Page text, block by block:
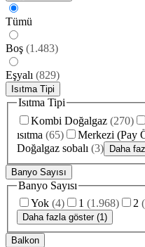
Tümü
Boş (1.483)
Eşyalı (829)
Isıtma Tipi
Isıtma Tipi
Kombi Doğalgaz (270)
ısıtma (65) Merkezi (Pay
Doğalgaz sobalı (3) Daha
Banyo Sayısı
Banyo Sayısı
Yok (4) 1 (1.968) 2 (
Daha fazla göster (1)
Balkon